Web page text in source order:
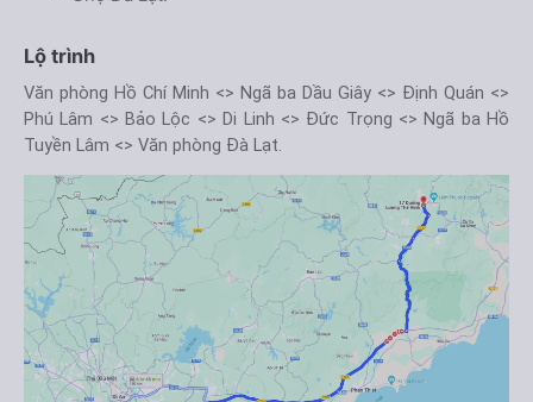
Lộ trình
Văn phòng Hồ Chí Minh <> Ngã ba Dầu Giây <> Định Quán <>
Phú Lâm <> Bảo Lộc <> Di Linh <> Đức Trọng <> Ngã ba Hồ
Tuyền Lâm <> Văn phòng Đà Lạt.